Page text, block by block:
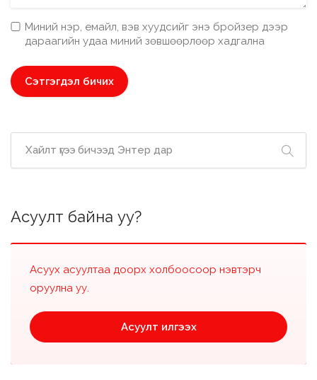
Миний нэр, емайл, вэв хуудсийг энэ бройзер дээр
дараагийн удаа миний зөвшөөрлөөр хадгална
Асуулт байна уу?
Асуух асуултаа доорх холбоосоор нэвтэрч
оруулна уу.
Асуулт илгээх